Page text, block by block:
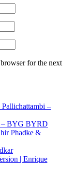
for the next
–
– BYG BYRD
Phadke &
| Enrique